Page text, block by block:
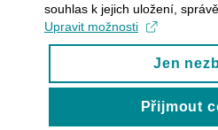
souhlas k jejich uložení,
Upravit možnosti
Jen
Přijmout